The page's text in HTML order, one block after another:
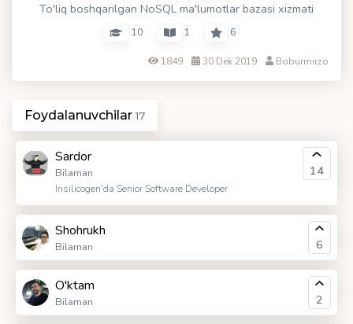
To'liq boshqarilgan NoSQL ma'lumotlar bazasi xizmati
10 1 6
1849 30 Dek 2019 Boburmirzo
Foydalanuvchilar17
Sardor
Bilaman
Insilicogen'da Senior Software Developer
14
Shohrukh
Bilaman 6
O'ktam
Bilaman 2